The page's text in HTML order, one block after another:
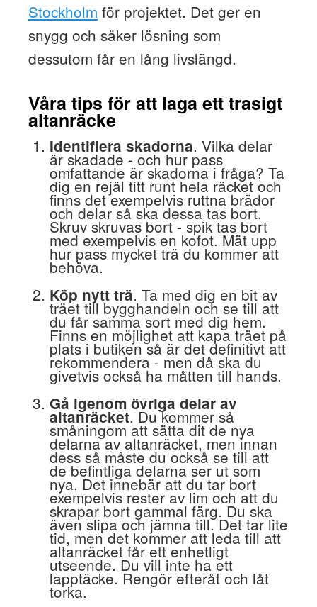
Stockholm för projektet. Det ger en
snygg och säker lösning som
dessutom får en lång livslängd.
Våra tips för att laga ett trasigt
altanräcke
Identifiera skadorna. Vilka delar
är skadade - och hur pass
omfattande är skadorna i fråga? Ta
dig en rejäl titt runt hela räcket och
finns det exempelvis ruttna brädor
och delar så ska dessa tas bort.
Skruv skruvas bort - spik tas bort
med exempelvis en kofot. Mät upp
hur pass mycket trä du kommer att
behöva.
Köp nytt trä. Ta med dig en bit av
träet till bygghandeln och se till att
du får samma sort med dig hem.
Finns en möjlighet att kapa träet på
plats i butiken så är det definitivt att
rekommendera - men då ska du
givetvis också ha måtten till hands.
Gå igenom övriga delar av
altanräcket. Du kommer så
småningom att sätta dit de nya
delarna av altanräcket, men innan
dess så måste du också se till att
de befintliga delarna ser ut som
nya. Det innebär att du tar bort
exempelvis rester av lim och att du
skrapar bort gammal färg. Du ska
även slipa och jämna till. Det tar lite
tid, men det kommer att leda till att
altanräcket får ett enhetligt
utseende. Du vill inte ha ett
lapptäcke. Rengör efteråt och låt
torka.